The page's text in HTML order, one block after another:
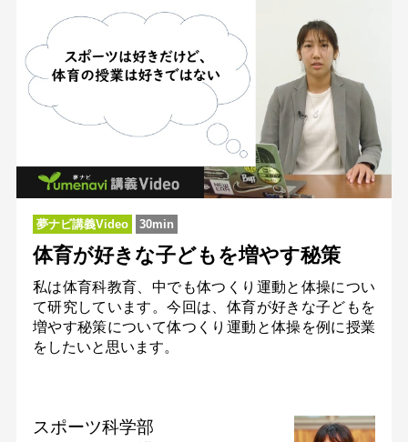
夢ナビ講義Video 30min
体育が好きな子どもを増やす秘策
私は体育科教育、中でも体つくり運動と体操につい
て研究しています。今回は、体育が好きな子どもを
増やす秘策について体つくり運動と体操を例に授業
をしたいと思います。
スポーツ科学部